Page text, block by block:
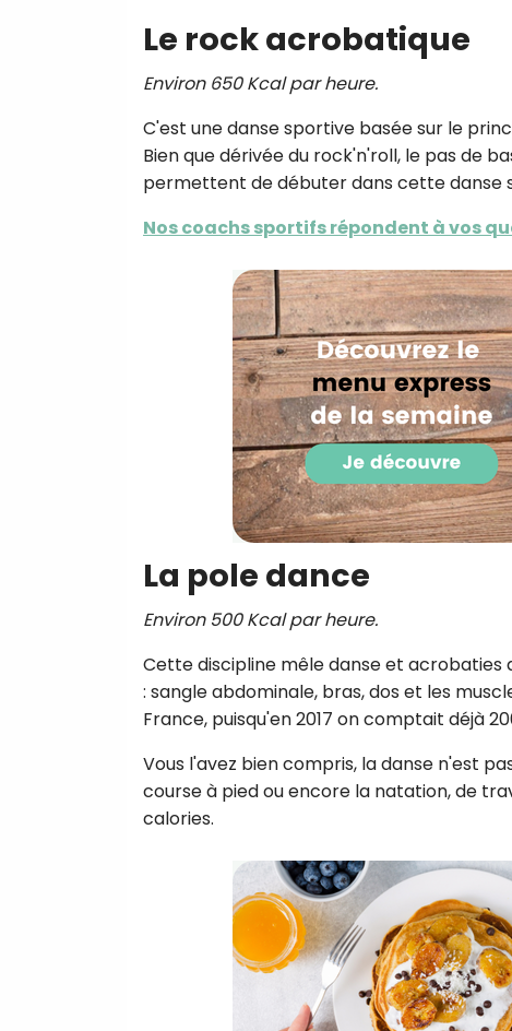
Le rock acrobatique
Environ 650 Kcal par heure.
C'est une danse sportive basée sur le
Bien que dérivée du rock'n'roll, le pas de
permettent de débuter dans cette danse
Nos coachs sportifs répondent à vos
La pole dance
Environ 500 Kcal par heure.
Cette discipline mêle danse et acrobaties
: sangle abdominale, bras, dos et les
France, puisqu'en 2017 on comptait déjà
Vous l'avez bien compris, la danse n'est
course à pied ou encore la natation, de
calories.